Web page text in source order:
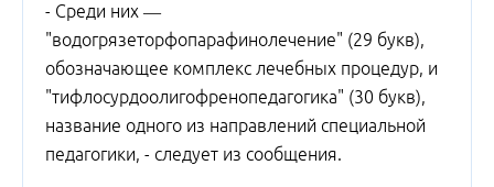
- Среди них —
"водогрязеторфопарафинолечение" (29 букв),
обозначающее комплекс лечебных процедур, и
"тифлосурдоолигофренопедагогика" (30 букв),
название одного из направлений специальной
педагогики, - следует из сообщения.